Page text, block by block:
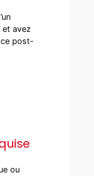
avez
post-
ou